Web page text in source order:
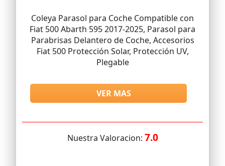
Coleya Parasol para Coche Compatible con
Fiat 500 Abarth 595 2017-2025, Parasol para
Parabrisas Delantero de Coche, Accesorios
Fiat 500 Protección Solar, Protección UV,
Plegable
VER MAS
Nuestra Valoracion: 7.0